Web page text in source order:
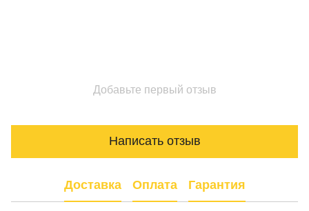
Добавьте первый отзыв
Написать отзыв
Доставка Оплата Гарантия